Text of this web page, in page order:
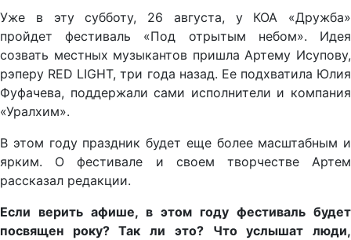
Уже в эту субботу, 26 августа, у КОА «Дружба»
пройдет фестиваль «Под отрытым небом». Идея
созвать местных музыкантов пришла Артему Исупову,
рэперу RED LIGHT, три года назад. Ее подхватила Юлия
Фуфачева, поддержали сами исполнители и компания
«Уралхим».
В этом году праздник будет еще более масштабным и
ярким. О фестивале и своем творчестве Артем
рассказал редакции.
Если верить афише, в этом году фестиваль будет
посвящен року? Так ли это? Что услышат люди,